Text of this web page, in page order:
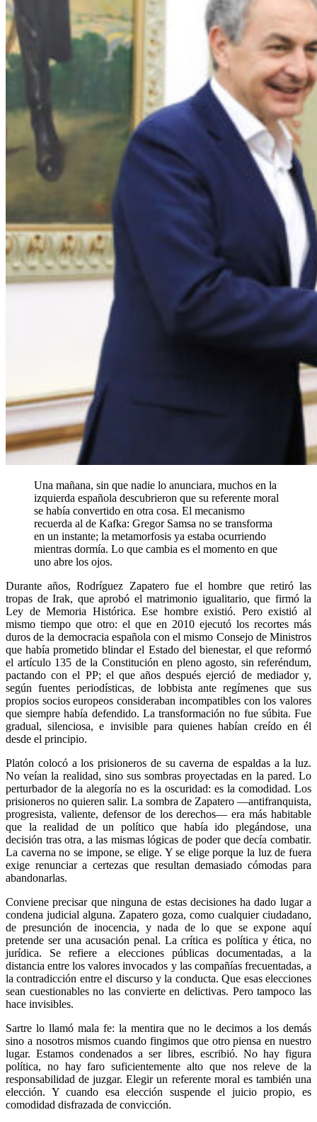
Una mañana, sin que nadie lo anunciara, muchos en la
izquierda española descubrieron que su referente moral
se había convertido en otra cosa. El mecanismo
recuerda al de Kafka: Gregor Samsa no se transforma
en un instante; la metamorfosis ya estaba ocurriendo
mientras dormía. Lo que cambia es el momento en que
uno abre los ojos.
Durante años, Rodríguez Zapatero fue el hombre que retiró las
tropas de Irak, que aprobó el matrimonio igualitario, que firmó la
Ley de Memoria Histórica. Ese hombre existió. Pero existió al
mismo tiempo que otro: el que en 2010 ejecutó los recortes más
duros de la democracia española con el mismo Consejo de Ministros
que había prometido blindar el Estado del bienestar, el que reformó
el artículo 135 de la Constitución en pleno agosto, sin referéndum,
pactando con el PP; el que años después ejerció de mediador y,
según fuentes periodísticas, de lobbista ante regímenes que sus
propios socios europeos consideraban incompatibles con los valores
que siempre había defendido. La transformación no fue súbita. Fue
gradual, silenciosa, e invisible para quienes habían creído en él
desde el principio.
Platón colocó a los prisioneros de su caverna de espaldas a la luz.
No veían la realidad, sino sus sombras proyectadas en la pared. Lo
perturbador de la alegoría no es la oscuridad: es la comodidad. Los
prisioneros no quieren salir. La sombra de Zapatero —antifranquista,
progresista, valiente, defensor de los derechos— era más habitable
que la realidad de un político que había ido plegándose, una
decisión tras otra, a las mismas lógicas de poder que decía combatir.
La caverna no se impone, se elige. Y se elige porque la luz de fuera
exige renunciar a certezas que resultan demasiado cómodas para
abandonarlas.
Conviene precisar que ninguna de estas decisiones ha dado lugar a
condena judicial alguna. Zapatero goza, como cualquier ciudadano,
de presunción de inocencia, y nada de lo que se expone aquí
pretende ser una acusación penal. La crítica es política y ética, no
jurídica. Se refiere a elecciones públicas documentadas, a la
distancia entre los valores invocados y las compañías frecuentadas, a
la contradicción entre el discurso y la conducta. Que esas elecciones
sean cuestionables no las convierte en delictivas. Pero tampoco las
hace invisibles.
Sartre lo llamó mala fe: la mentira que no le decimos a los demás
sino a nosotros mismos cuando fingimos que otro piensa en nuestro
lugar. Estamos condenados a ser libres, escribió. No hay figura
política, no hay faro suficientemente alto que nos releve de la
responsabilidad de juzgar. Elegir un referente moral es también una
elección. Y cuando esa elección suspende el juicio propio, es
comodidad disfrazada de convicción.